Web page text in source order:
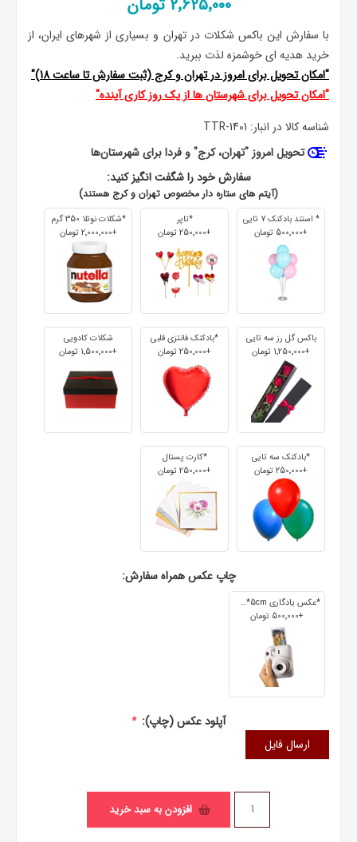
2٬625٬000 تومان
با سفارش این باکس شکلات در تهران و بسیاری از شهرهای ایران، از
خرید هدیه ای خوشمزه لذت ببرید.
"امکان تحویل برای امروز در تهران و کرج (ثبت سفارش تا ساعت 18)"
"امکان تحویل برای شهرستان ها از یک روز کاری آینده"
شناسه کالا در انبار: TTR-1401
تحویل امروز "تهران، کرج" و فردا برای شهرستان‌ها
سفارش خود را شگفت انگیز کنید:
(آیتم های ستاره دار مخصوص تهران و کرج هستند)
* استند بادکنک 7 تایی
+500٬000 تومان
*تاپر
+250٬000 تومان
*شکلات نوتلا 350 گرم
+2٬000٬000 تومان
باکس گل رز سه تایی
+1٬250٬000 تومان
*بادکنک فانتزی قلبی
+250٬000 تومان
شکلات کادویی
+1٬500٬000 تومان
*بادکنک سه تایی
+250٬000 تومان
*کارت پستال
+250٬000 تومان
چاپ عکس همراه سفارش:
*عکس یادگاری 7cm*5cm
+500٬000 تومان
آپلود عکس (چاپ): *
ارسال فایل
افزودن به سبد خرید